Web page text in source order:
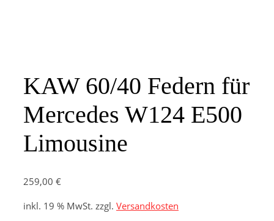
KAW 60/40 Federn für
Mercedes W124 E500
Limousine
259,00 €
inkl. 19 % MwSt. zzgl. Versandkosten